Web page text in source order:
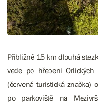
Přibližně 15 km dlouhá
vede po hřebeni Orlických
(červená turistická značka)
po parkoviště na